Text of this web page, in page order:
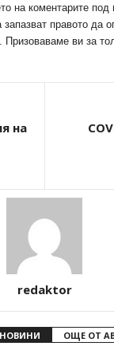
на коментарите под
правото да
Призоваваме ви за
на
redaktor
ОЩЕ ОТ